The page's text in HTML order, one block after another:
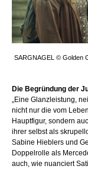
SARGNAGEL © Golden
Die Begründung der
„Eine Glanzleistung,
nicht nur die vom
Hauptfigur, sondern
ihrer selbst als
Sabine Hieblers und
Doppelrolle als
auch, wie nuanciert